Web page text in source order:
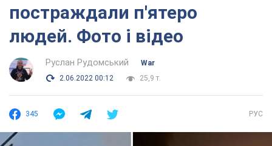
постраждали п'ятеро
людей. Фото і відео
Руслан Рудомський
War
2.06.2022 00:12
25,9 т.
345 РУС